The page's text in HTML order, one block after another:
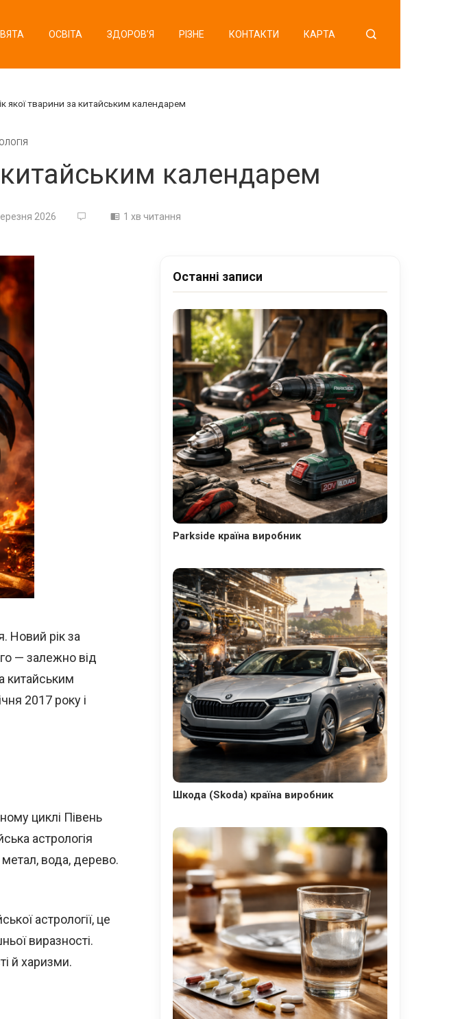
ОСВІТА ЗДОРОВ’Я РІЗНЕ КОНТАКТИ КАРТА
якої тварини за китайським календарем
китайським календарем
2026 1 хв читання
Новий рік за
— залежно від
китайським
2017 року і
циклі Півень
астрологія
метал, вода, дерево.
астрології, це
виразності.
й харизми.
Останні записи
Parkside країна виробник
Шкода (Skoda) країна виробник